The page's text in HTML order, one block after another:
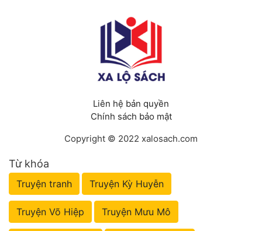
Liên hệ bản quyền
Chính sách bảo mật
Copyright © 2022 xalosach.com
Từ khóa
Truyện tranh Truyện Kỳ Huyễn
Truyện Võ Hiệp Truyện Mưu Mô